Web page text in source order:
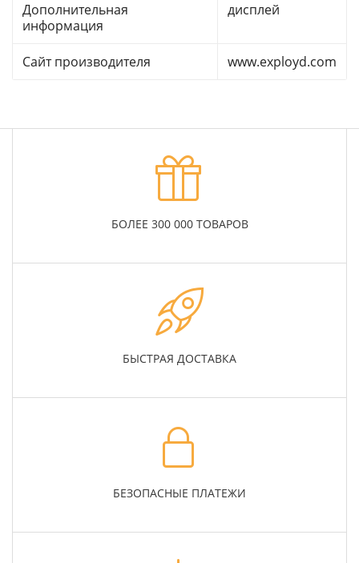
Дополнительная
информация
дисплей
Сайт производителя www.exployd.com
БОЛЕЕ 300 000 ТОВАРОВ
БЫСТРАЯ ДОСТАВКА
БЕЗОПАСНЫЕ ПЛАТЕЖИ